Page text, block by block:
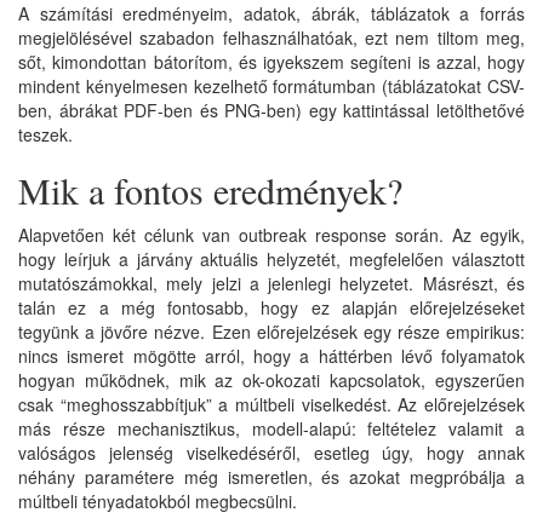
A számítási eredményeim, adatok, ábrák, táblázatok a forrás
megjelölésével szabadon felhasználhatóak, ezt nem tiltom meg,
sőt, kimondottan bátorítom, és igyekszem segíteni is azzal, hogy
mindent kényelmesen kezelhető formátumban (táblázatokat CSV-
ben, ábrákat PDF-ben és PNG-ben) egy kattintással letölthetővé
teszek.
Mik a fontos eredmények?
Alapvetően két célunk van outbreak response során. Az egyik,
hogy leírjuk a járvány aktuális helyzetét, megfelelően választott
mutatószámokkal, mely jelzi a jelenlegi helyzetet. Másrészt, és
talán ez a még fontosabb, hogy ez alapján előrejelzéseket
tegyünk a jövőre nézve. Ezen előrejelzések egy része empirikus:
nincs ismeret mögötte arról, hogy a háttérben lévő folyamatok
hogyan működnek, mik az ok-okozati kapcsolatok, egyszerűen
csak “meghosszabbítjuk” a múltbeli viselkedést. Az előrejelzések
más része mechanisztikus, modell-alapú: feltételez valamit a
valóságos jelenség viselkedéséről, esetleg úgy, hogy annak
néhány paramétere még ismeretlen, és azokat megpróbálja a
múltbeli tényadatokból megbecsülni.